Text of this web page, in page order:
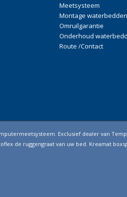
Meetsysteem
Montage waterbedden
Omruilgarantie
Onderhoud
Route /Contact
Exclusief dealer van
de ruggengraat van uw bed. Kreamat